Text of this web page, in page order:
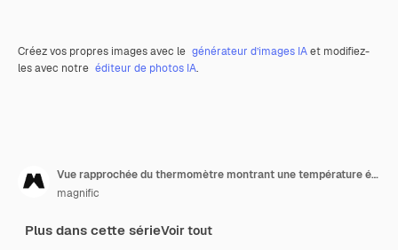
Créez vos propres images avec le générateur d’images IAet modifiez-
les avec notre éditeur de photos IA.
Vue rapprochée du thermomètre montrant une température élevée
magnific
Plus dans cette sérieVoir tout